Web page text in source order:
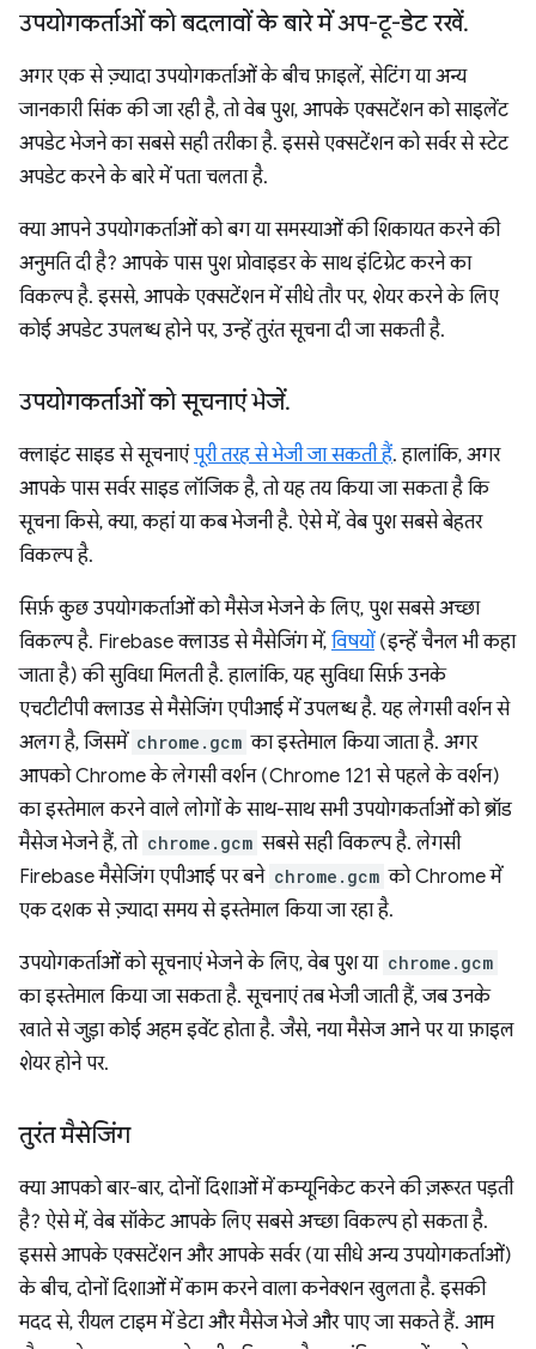
उपयोगकर्ताओं को बदलावों के बारे में अप-टू-डेट रखें.
अगर एक से ज़्यादा उपयोगकर्ताओं के बीच फ़ाइलें, सेटिंग या अन्य
जानकारी सिंक की जा रही है, तो वेब पुश, आपके एक्सटेंशन को साइलेंट
अपडेट भेजने का सबसे सही तरीका है. इससे एक्सटेंशन को सर्वर से स्टेट
अपडेट करने के बारे में पता चलता है.
क्या आपने उपयोगकर्ताओं को बग या समस्याओं की शिकायत करने की
अनुमति दी है? आपके पास पुश प्रोवाइडर के साथ इंटिग्रेट करने का
विकल्प है. इससे, आपके एक्सटेंशन में सीधे तौर पर, शेयर करने के लिए
कोई अपडेट उपलब्ध होने पर, उन्हें तुरंत सूचना दी जा सकती है.
उपयोगकर्ताओं को सूचनाएं भेजें.
क्लाइंट साइड से सूचनाएंपूरी तरह से भेजी जा सकती हैं. हालांकि, अगर
आपके पास सर्वर साइड लॉजिक है, तो यह तय किया जा सकता है कि
सूचना किसे, क्या, कहां या कब भेजनी है. ऐसे में, वेब पुश सबसे बेहतर
विकल्प है.
सिर्फ़ कुछ उपयोगकर्ताओं को मैसेज भेजने के लिए, पुश सबसे अच्छा
विकल्प है. Firebase क्लाउड से मैसेजिंग में, विषयों(इन्हें चैनल भी कहा
जाता है) की सुविधा मिलती है. हालांकि, यह सुविधा सिर्फ़ उनके
एचटीटीपी क्लाउड से मैसेजिंग एपीआई में उपलब्ध है. यह लेगसी वर्शन से
अलग है, जिसमें chrome.gcm का इस्तेमाल किया जाता है. अगर
आपको Chrome के लेगसी वर्शन (Chrome 121 से पहले के वर्शन)
का इस्तेमाल करने वाले लोगों के साथ-साथ सभी उपयोगकर्ताओं को ब्रॉड
मैसेज भेजने हैं, तो chrome.gcm सबसे सही विकल्प है. लेगसी
Firebase मैसेजिंग एपीआई पर बने chrome.gcm को Chrome में
एक दशक से ज़्यादा समय से इस्तेमाल किया जा रहा है.
उपयोगकर्ताओं को सूचनाएं भेजने के लिए, वेब पुश या chrome.gcm
का इस्तेमाल किया जा सकता है. सूचनाएं तब भेजी जाती हैं, जब उनके
खाते से जुड़ा कोई अहम इवेंट होता है. जैसे, नया मैसेज आने पर या फ़ाइल
शेयर होने पर.
तुरंत मैसेजिंग
क्या आपको बार-बार, दोनों दिशाओं में कम्यूनिकेट करने की ज़रूरत पड़ती
है? ऐसे में, वेब सॉकेट आपके लिए सबसे अच्छा विकल्प हो सकता है.
इससे आपके एक्सटेंशन और आपके सर्वर (या सीधे अन्य उपयोगकर्ताओं)
के बीच, दोनों दिशाओं में काम करने वाला कनेक्शन खुलता है. इसकी
मदद से, रीयल टाइम में डेटा और मैसेज भेजे और पाए जा सकते हैं. आम